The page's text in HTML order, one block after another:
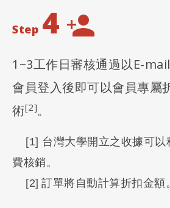
Step 4
1~3工作日審核通過以E-mail
會員登入後即可以會員專屬
術[2]。
[1] 台灣大學開立之 收據可以
費核銷。
[2] 訂單將自動計算折扣金額